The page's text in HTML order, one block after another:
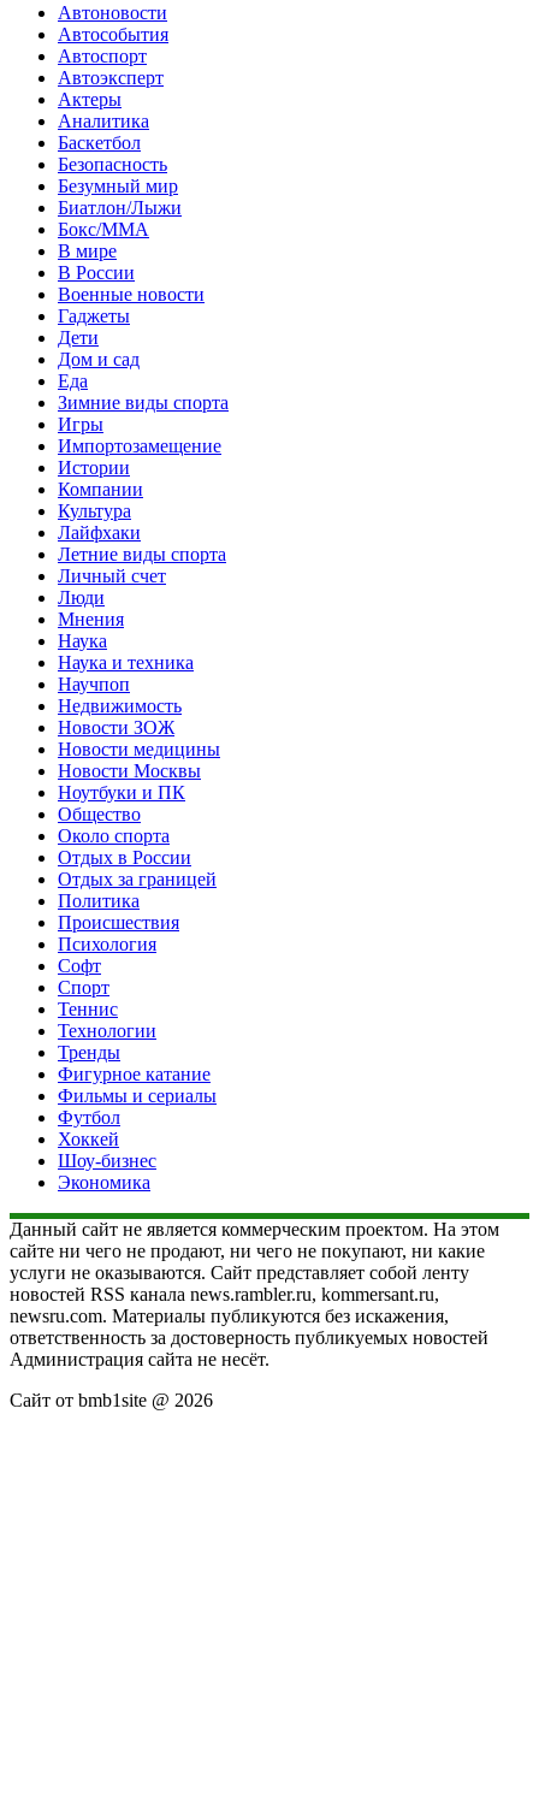
Автоновости
Автособытия
Автоспорт
Автоэксперт
Актеры
Аналитика
Баскетбол
Безопасность
Безумный мир
Биатлон/Лыжи
Бокс/MMA
В мире
В России
Военные новости
Гаджеты
Дети
Дом и сад
Еда
Зимние виды спорта
Игры
Импортозамещение
Истории
Компании
Культура
Лайфхаки
Летние виды спорта
Личный счет
Люди
Мнения
Наука
Наука и техника
Научпоп
Недвижимость
Новости ЗОЖ
Новости медицины
Новости Москвы
Ноутбуки и ПК
Общество
Около спорта
Отдых в России
Отдых за границей
Политика
Происшествия
Психология
Софт
Спорт
Теннис
Технологии
Тренды
Фигурное катание
Фильмы и сериалы
Футбол
Хоккей
Шоу-бизнес
Экономика
Данный сайт не является коммерческим проектом. На этом
сайте ни чего не продают, ни чего не покупают, ни какие
услуги не оказываются. Сайт представляет собой ленту
новостей RSS канала news.rambler.ru, kommersant.ru,
newsru.com. Материалы публикуются без искажения,
ответственность за достоверность публикуемых новостей
Администрация сайта не несёт.
Сайт от bmb1site @ 2026